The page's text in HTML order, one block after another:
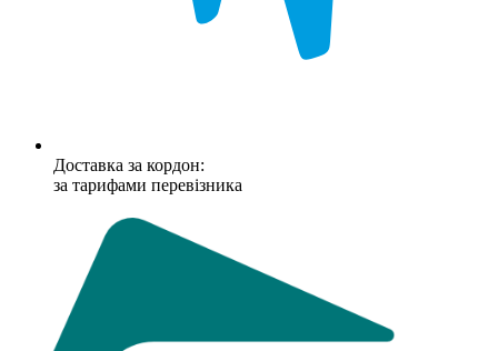
Доставка за кордон:
за тарифами перевізника